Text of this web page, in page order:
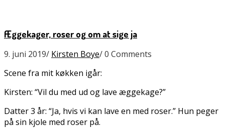
Æggekager, roser og om at sige ja
9. juni 2019/ Kirsten Boye/0 Comments
Scene fra mit køkken igår:
Kirsten: “Vil du med ud og lave æggekage?”
Datter 3 år: “Ja, hvis vi kan lave en med roser.” Hun peger
på sin kjole med roser på.